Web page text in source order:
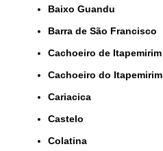
Baixo Guandu
Barra de São Francisco
Cachoeiro de Itapemirim
Cachoeiro do Itapemirim
Cariacica
Castelo
Colatina